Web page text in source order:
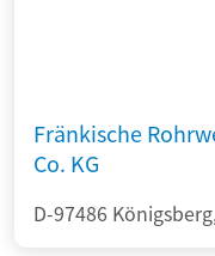
Fränkische
Co. KG
D-97486